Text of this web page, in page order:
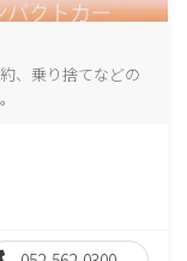
、乗り捨てなどの